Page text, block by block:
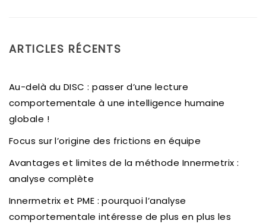
ARTICLES RÉCENTS
Au-delà du DISC : passer d’une lecture
comportementale à une intelligence humaine
globale !
Focus sur l’origine des frictions en équipe
Avantages et limites de la méthode Innermetrix :
analyse complète
Innermetrix et PME : pourquoi l’analyse
comportementale intéresse de plus en plus les